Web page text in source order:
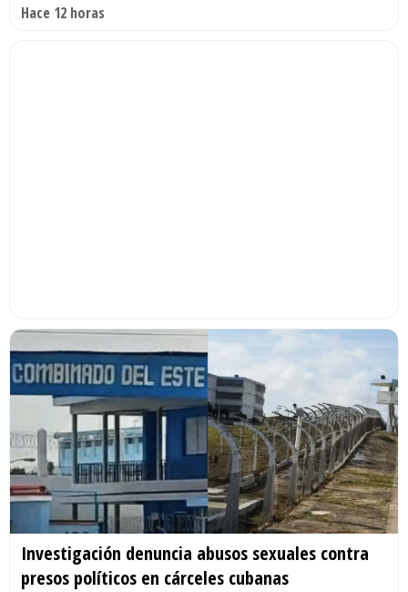
Hace 12 horas
Investigación denuncia abusos sexuales contra
presos políticos en cárceles cubanas